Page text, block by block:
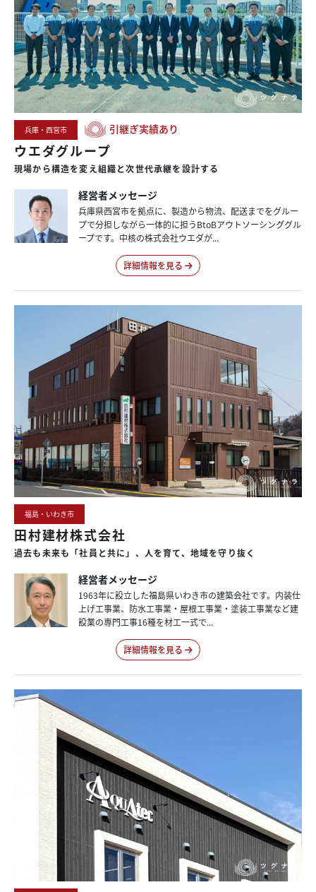
兵庫・西宮市 引継ぎ実績あり
ウエダグループ
現場から構造を変え組織と次世代承継を設計する
経営者メッセージ
兵庫県西宮市を拠点に、製造から物流、配送までをグルー
プで分担しながら一体的に担うBtoBアウトソーシンググル
ープです。中核の株式会社ウエダが...
詳細情報を見る
福島・いわき市
田村建材株式会社
過去も未来も 「社員と共に」、 人を育て、 地域を守り抜く
経営者メッセージ
1963年に設立した福島県いわき市の建築会社です。内装仕
上げ工事業、防水工事業・屋根工事業・塗装工事業など建
設業の専門工事16種を材工一式で...
詳細情報を見る